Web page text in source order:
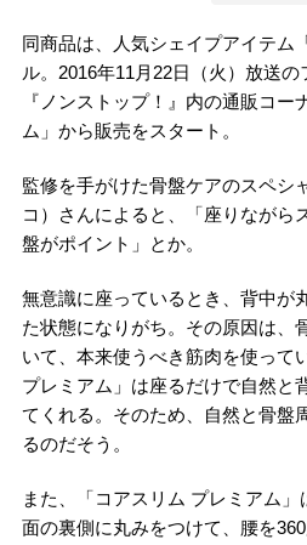
同商品は、人気シェイプアイテム
ル。2016年11月22日（火）放送
『ノンストップ！』内の通販コー
ム」から販売をスタート。
監修を手がけた骨盤ケアのスペシ
コ）さんによると、「座りながら
盤がポイント」とか。
無意識に座っているとき、背中が
た状態になりがち。その原因は、
いて、本来使うべき筋肉を使って
プレミアム」は座るだけで自然と
てくれる。そのため、自然と骨盤
るのだそう。
また、「コアスリム プレミアム
面の裏側に丸みをつけて、腰を